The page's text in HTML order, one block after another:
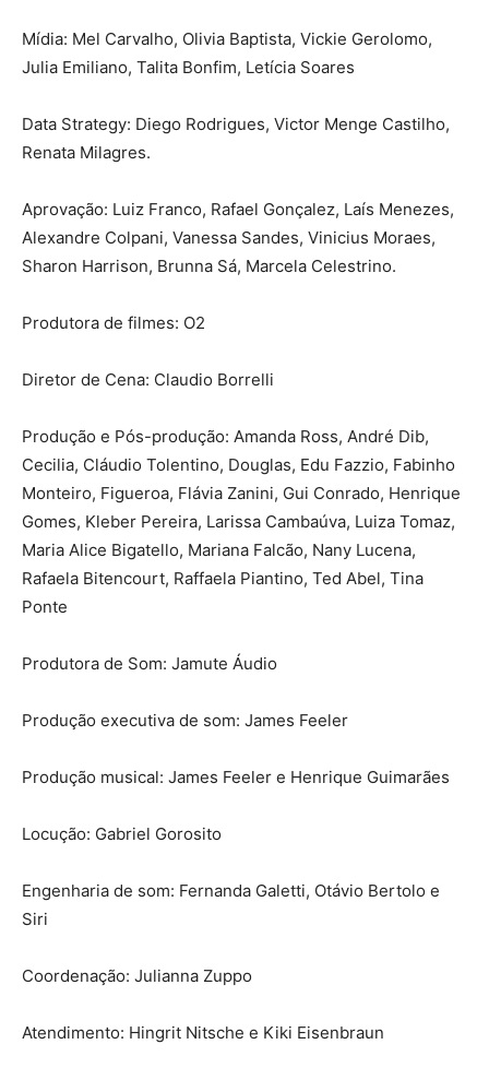
Mídia: Mel Carvalho, Olivia Baptista, Vickie Gerolomo,
Julia Emiliano, Talita Bonfim, Letícia Soares
Data Strategy: Diego Rodrigues, Victor Menge Castilho,
Renata Milagres.
Aprovação: Luiz Franco, Rafael Gonçalez, Laís Menezes,
Alexandre Colpani, Vanessa Sandes, Vinicius Moraes,
Sharon Harrison, Brunna Sá, Marcela Celestrino.
Produtora de filmes: O2
Diretor de Cena: Claudio Borrelli
Produção e Pós-produção: Amanda Ross, André Dib,
Cecilia, Cláudio Tolentino, Douglas, Edu Fazzio, Fabinho
Monteiro, Figueroa, Flávia Zanini, Gui Conrado, Henrique
Gomes, Kleber Pereira, Larissa Cambaúva, Luiza Tomaz,
Maria Alice Bigatello, Mariana Falcão, Nany Lucena,
Rafaela Bitencourt, Raffaela Piantino, Ted Abel, Tina
Ponte
Produtora de Som: Jamute Áudio
Produção executiva de som: James Feeler
Produção musical: James Feeler e Henrique Guimarães
Locução: Gabriel Gorosito
Engenharia de som: Fernanda Galetti, Otávio Bertolo e
Siri
Coordenação: Julianna Zuppo
Atendimento: Hingrit Nitsche e Kiki Eisenbraun